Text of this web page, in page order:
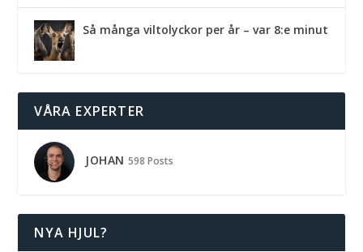
Så många viltolyckor per år – var 8:e minut
VÅRA EXPERTER
JOHAN 598 Posts
NYA HJUL?